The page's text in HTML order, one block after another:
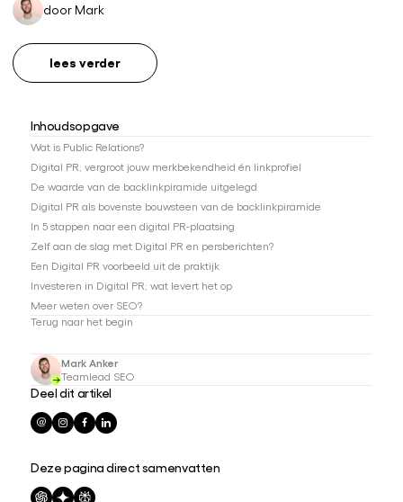
door Mark
lees verder
Inhoudsopgave
Wat is Public Relations?
Digital PR; vergroot jouw merkbekendheid én linkprofiel
De waarde van de backlinkpiramide uitgelegd
Digital PR als bovenste bouwsteen van de backlinkpiramide
In 5 stappen naar een digital PR-plaatsing
Zelf aan de slag met Digital PR en persberichten?
Een Digital PR voorbeeld uit de praktijk
Investeren in Digital PR; wat levert het op
Meer weten over SEO?
Terug naar het begin
Mark Anker
Teamlead SEO
Deel dit artikel
Deze pagina direct samenvatten